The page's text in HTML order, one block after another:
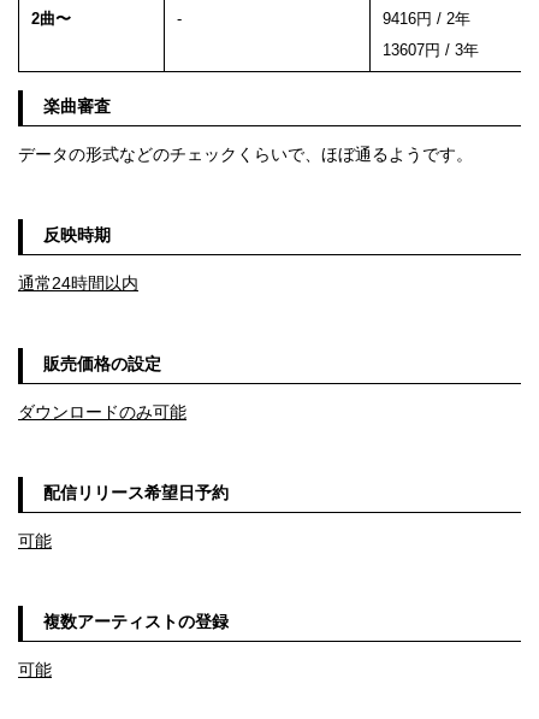
2曲〜 -
9416円 / 2年
13607円 / 3年
楽曲審査
データの形式などのチェックくらいで、ほぼ通るようです。
反映時期
通常24時間以内
販売価格の設定
ダウンロードのみ可能
配信リリース希望日予約
可能
複数アーティストの登録
可能